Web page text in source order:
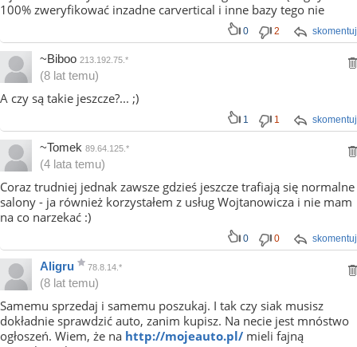
100% zweryfikować inzadne carvertical i inne bazy tego nie
skomentuj
0 2
~Biboo 213.192.75.*
(8 lat temu)
A czy są takie jeszcze?... ;)
skomentuj
1 1
~Tomek 89.64.125.*
(4 lata temu)
Coraz trudniej jednak zawsze gdzieś jeszcze trafiają się normalne
salony - ja również korzystałem z usług Wojtanowicza i nie mam
na co narzekać :)
skomentuj
0 0
Aligru 78.8.14.*
(8 lat temu)
Samemu sprzedaj i samemu poszukaj. I tak czy siak musisz
dokładnie sprawdzić auto, zanim kupisz. Na necie jest mnóstwo
ogłoszeń. Wiem, że na http://mojeauto.pl/ mieli fajną